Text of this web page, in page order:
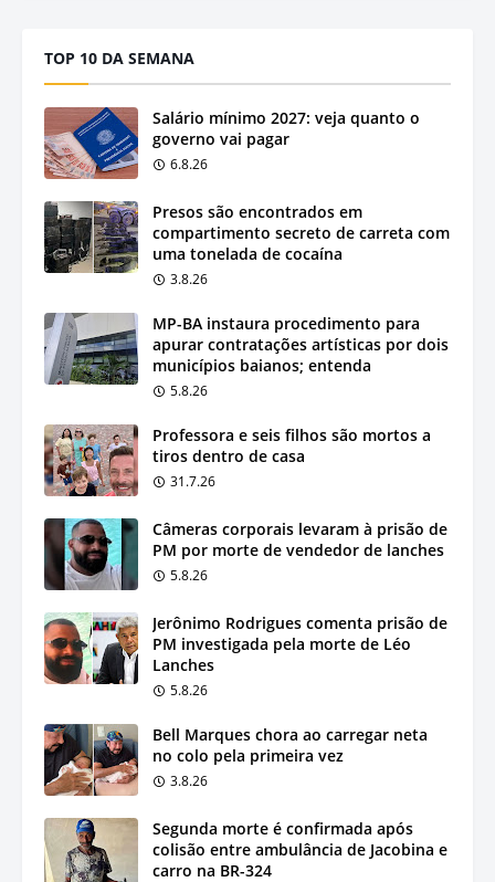
TOP 10 DA SEMANA
Salário mínimo 2027: veja quanto o
governo vai pagar
6.8.26
Presos são encontrados em
compartimento secreto de carreta com
uma tonelada de cocaína
3.8.26
MP-BA instaura procedimento para
apurar contratações artísticas por dois
municípios baianos; entenda
5.8.26
Professora e seis filhos são mortos a
tiros dentro de casa
31.7.26
Câmeras corporais levaram à prisão de
PM por morte de vendedor de lanches
5.8.26
Jerônimo Rodrigues comenta prisão de
PM investigada pela morte de Léo
Lanches
5.8.26
Bell Marques chora ao carregar neta
no colo pela primeira vez
3.8.26
Segunda morte é confirmada após
colisão entre ambulância de Jacobina e
carro na BR-324